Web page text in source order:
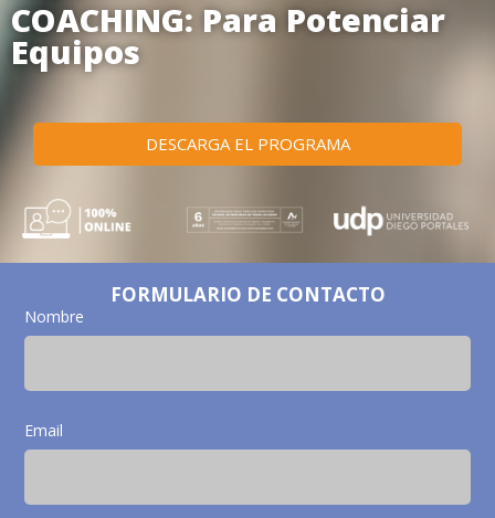
COACHING: Para Potenciar
Equipos
DESCARGA EL PROGRAMA
FORMULARIO DE CONTACTO
Nombre
Email